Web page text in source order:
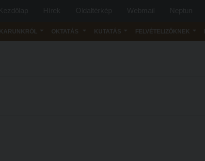
KARUNKRÓL OKTATÁS KUTATÁS FELVÉTELIZŐKNEK